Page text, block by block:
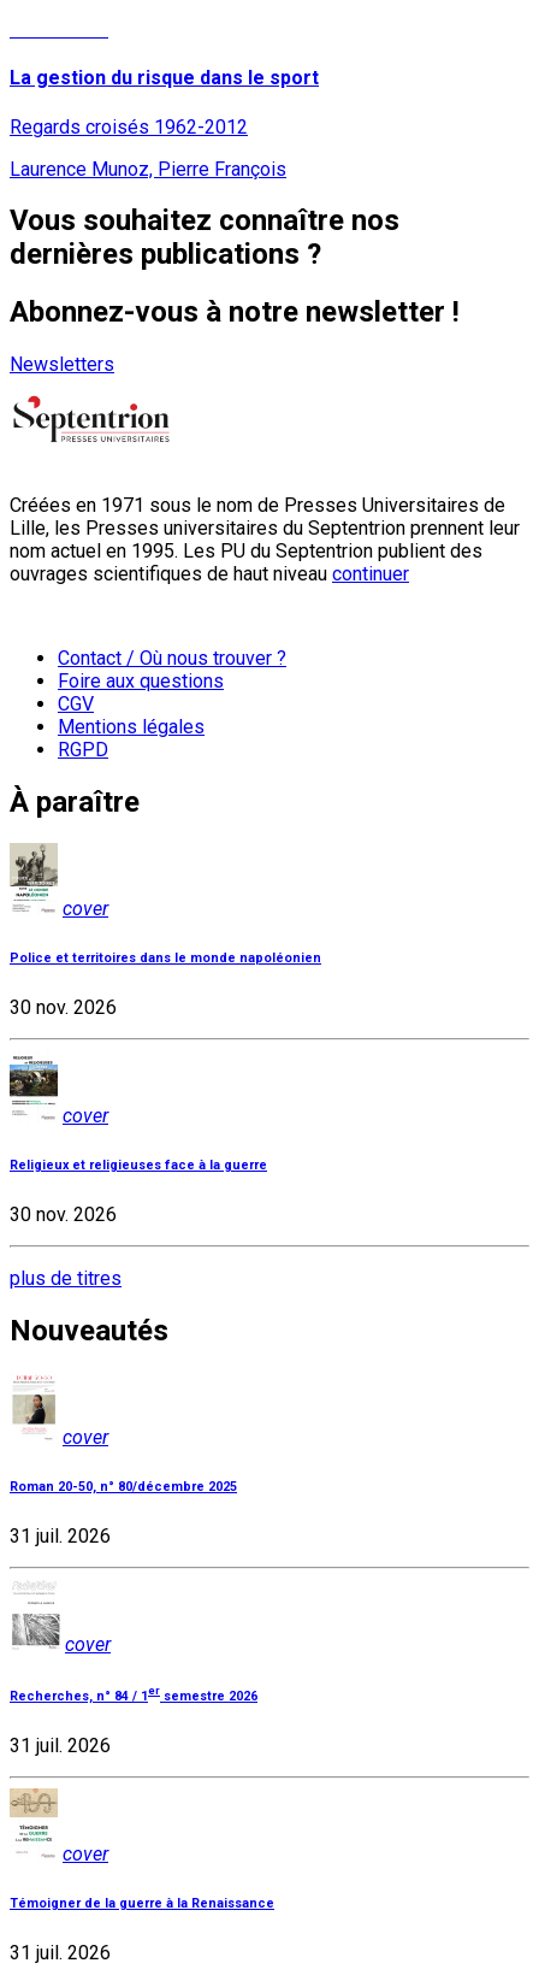
La gestion du risque dans le sport
Regards croisés 1962-2012
Laurence Munoz, Pierre François
Vous souhaitez connaître nos
dernières publications ?
Abonnez-vous à notre newsletter !
Newsletters
Créées en 1971 sous le nom de Presses Universitaires de
Lille, les Presses universitaires du Septentrion prennent leur
nom actuel en 1995. Les PU du Septentrion publient des
ouvrages scientifiques de haut niveau continuer
Contact / Où nous trouver ?
Foire aux questions
CGV
Mentions légales
RGPD
À paraître
cover
Police et territoires dans le monde napoléonien
30 nov. 2026
cover
Religieux et religieuses face à la guerre
30 nov. 2026
plus de titres
Nouveautés
cover
Roman 20-50, n° 80/décembre 2025
31 juil. 2026
cover
Recherches, n° 84 / 1 er semestre 2026
31 juil. 2026
cover
Témoigner de la guerre à la Renaissance
31 juil. 2026